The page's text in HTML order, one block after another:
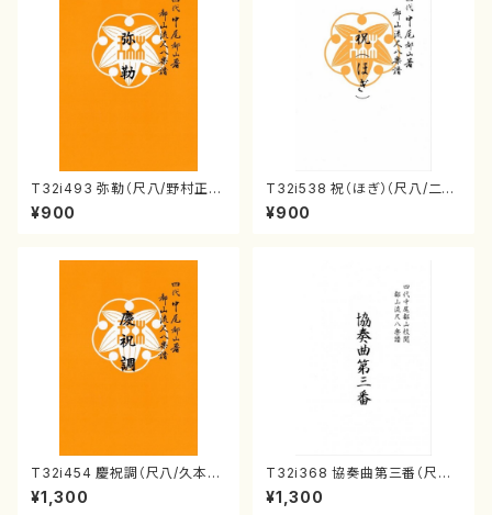
T32i493 弥勒（尺八/野村正
峰/楽譜）都山流公刊楽譜曲番:2
202
¥900
T32i538 祝（ほぎ）（尺八/二代
池田静山/楽譜）都山流公刊楽譜
曲番:2247
¥900
T32i454 慶祝調（尺八/久本玄
智/楽譜）都山流公刊楽譜曲番:2
161
¥1,300
T32i368 協奏曲第三番（尺八/
唯是震一/楽譜）都山流公刊楽譜
曲番:2073
¥1,300